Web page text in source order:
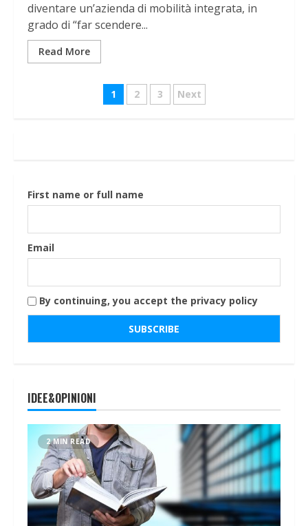
diventare un’azienda di mobilità integrata, in
grado di “far scendere...
Read More
Navigazione
1 2 3 Next
First name or full name
Email
By continuing, you accept the privacy policy
IDEE&OPINIONI
2 MIN READ